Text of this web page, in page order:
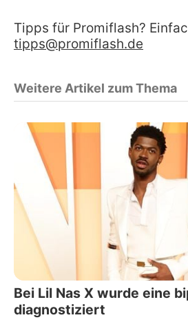
Tipps für Promiflash?
tipps@promiflash.de
Weitere Artikel zum Thema
Bei Lil Nas X wurde eine
diagnostiziert